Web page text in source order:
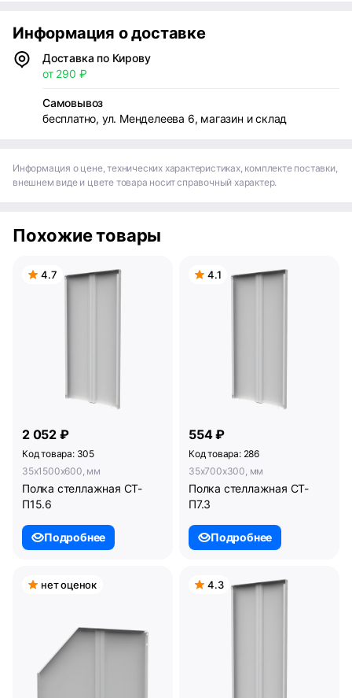
Информация о доставке
Доставка по Кирову
от 290 ₽
Самовывоз
бесплатно, ул. Менделеева 6, магазин и склад
Информация о цене, технических характеристиках, комплекте поставки,
внешнем виде и цвете товара носит справочный характер.
Похожие товары
4.7
2 052 ₽
Код товара: 305
35x1500x600, мм
Полка стеллажная СТ-
П15.6
Подробнее
4.1
554 ₽
Код товара: 286
35x700x300, мм
Полка стеллажная СТ-
П7.3
Подробнее
нет оценок 4.3